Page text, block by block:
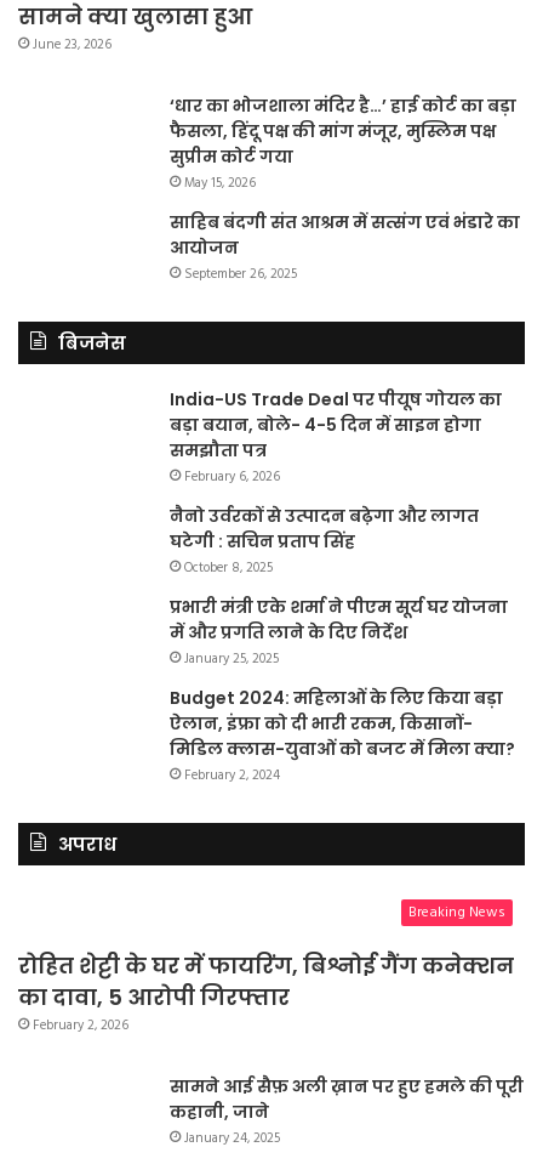
सामने क्या खुलासा हुआ
June 23, 2026
‘धार का भोजशाला मंदिर है…’ हाई कोर्ट का बड़ा
फैसला, हिंदू पक्ष की मांग मंजूर, मुस्लिम पक्ष
सुप्रीम कोर्ट गया
May 15, 2026
साहिब बंदगी संत आश्रम में सत्संग एवं भंडारे का
आयोजन
September 26, 2025
बिजनेस
India-US Trade Deal पर पीयूष गोयल का
बड़ा बयान, बोले- 4-5 दिन में साइन होगा
समझौता पत्र
February 6, 2026
नैनो उर्वरकों से उत्पादन बढ़ेगा और लागत
घटेगी : सचिन प्रताप सिंह
October 8, 2025
प्रभारी मंत्री एके शर्मा ने पीएम सूर्य घर योजना
में और प्रगति लाने के दिए निर्देश
January 25, 2025
Budget 2024: महिलाओं के लिए किया बड़ा
ऐलान, इंफ्रा को दी भारी रकम, किसानों-
मिडिल क्लास-युवाओं को बजट में मिला क्या?
February 2, 2024
अपराध
Breaking News
रोहित शेट्टी के घर में फायरिंग, बिश्नोई गैंग कनेक्शन
का दावा, 5 आरोपी गिरफ्तार
February 2, 2026
सामने आई सैफ़ अली ख़ान पर हुए हमले की पूरी
कहानी, जाने
January 24, 2025